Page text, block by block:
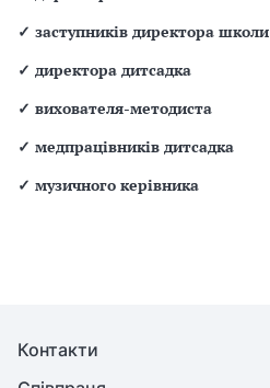
✓ заступників директора школи
✓ директора дитсадка
✓ вихователя-методиста
✓ медпрацівників дитсадка
✓ музичного керівника
Контакти